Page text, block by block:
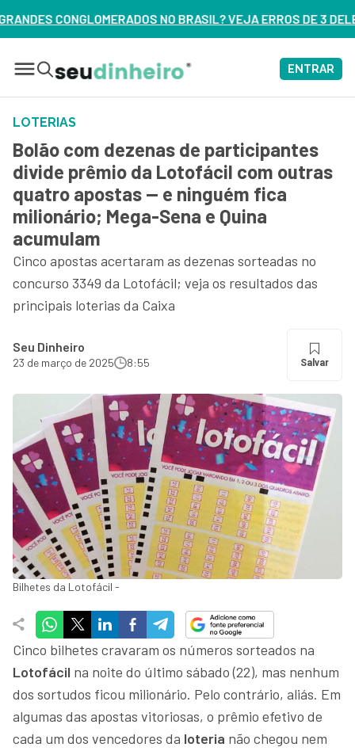
BRASIL? VEJA ERROS DE 3 DELES – ASSISTA AGORA
ENTRAR
LOTERIAS
Bolão com dezenas de participantes
divide prêmio da Lotofácil com outras
quatro apostas — e ninguém fica
milionário; Mega-Sena e Quina
acumulam
Cinco apostas acertaram as dezenas sorteadas no
concurso 3349 da Lotofácil; veja os resultados das
principais loterias da Caixa
Seu Dinheiro
23 de março de 2025 8:55 Salvar
Bilhetes da Lotofácil -
Cinco bilhetes cravaram os números sorteados na
Lotofácil na noite do último sábado (22), mas nenhum
dos sortudos ficou milionário. Pelo contrário, aliás. Em
algumas das apostas vitoriosas, o prêmio efetivo de
cada um dos vencedores da loteria não chegou nem